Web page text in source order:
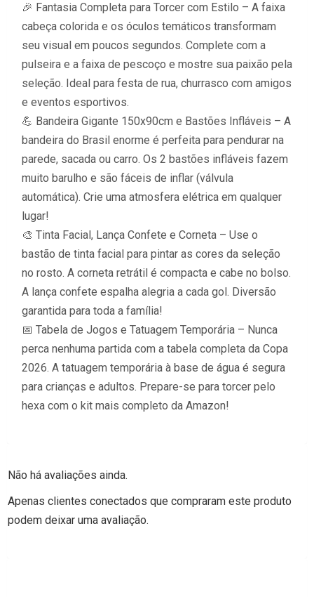
🎉 Fantasia Completa para Torcer com Estilo – A faixa
cabeça colorida e os óculos temáticos transformam
seu visual em poucos segundos. Complete com a
pulseira e a faixa de pescoço e mostre sua paixão pela
seleção. Ideal para festa de rua, churrasco com amigos
e eventos esportivos.
💪 Bandeira Gigante 150x90cm e Bastões Infláveis – A
bandeira do Brasil enorme é perfeita para pendurar na
parede, sacada ou carro. Os 2 bastões infláveis fazem
muito barulho e são fáceis de inflar (válvula
automática). Crie uma atmosfera elétrica em qualquer
lugar!
🎨 Tinta Facial, Lança Confete e Corneta – Use o
bastão de tinta facial para pintar as cores da seleção
no rosto. A corneta retrátil é compacta e cabe no bolso.
A lança confete espalha alegria a cada gol. Diversão
garantida para toda a família!
📅 Tabela de Jogos e Tatuagem Temporária – Nunca
perca nenhuma partida com a tabela completa da Copa
2026. A tatuagem temporária à base de água é segura
para crianças e adultos. Prepare-se para torcer pelo
hexa com o kit mais completo da Amazon!
Não há avaliações ainda.
Apenas clientes conectados que compraram este produto
podem deixar uma avaliação.